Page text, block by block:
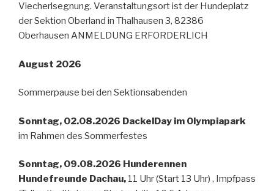
Viecherlsegnung. Veranstaltungsort ist der Hundeplatz
der Sektion Oberland in Thalhausen 3, 82386
Oberhausen ANMELDUNG ERFORDERLICH
August 2026
Sommerpause bei den Sektionsabenden
Sonntag, 02.08.2026 DackelDay im Olympiapark
im Rahmen des Sommerfestes
Sonntag, 09.08.2026 Hunderennen
Hundefreunde Dachau, 11 Uhr (Start 13 Uhr) , Impfpass